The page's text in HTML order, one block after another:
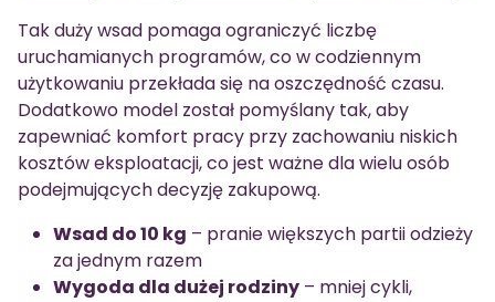
Tak duży wsad pomaga ograniczyć liczbę
uruchamianych programów, co w codziennym
użytkowaniu przekłada się na oszczędność czasu.
Dodatkowo model został pomyślany tak, aby
zapewniać komfort pracy przy zachowaniu niskich
kosztów eksploatacji, co jest ważne dla wielu osób
podejmujących decyzję zakupową.
Wsad do 10 kg – pranie większych partii odzieży
za jednym razem
Wygoda dla dużej rodziny – mniej cykli,